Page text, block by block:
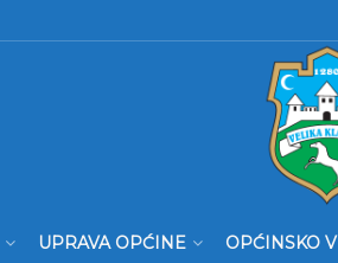
UPRAVA OPĆINE OPĆINSKO